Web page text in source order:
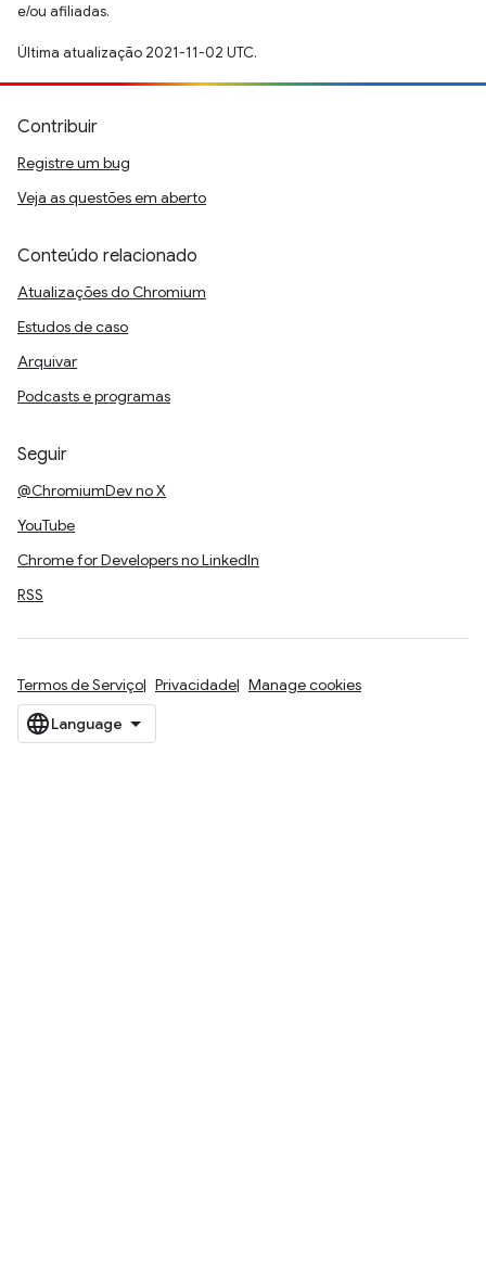
e/ou afiliadas.
Última atualização 2021-11-02 UTC.
Contribuir
Registre um bug
Veja as questões em aberto
Conteúdo relacionado
Atualizações do Chromium
Estudos de caso
Arquivar
Podcasts e programas
Seguir
@ChromiumDev no X
YouTube
Chrome for Developers no LinkedIn
RSS
Termos de Serviço Privacidade Manage cookies